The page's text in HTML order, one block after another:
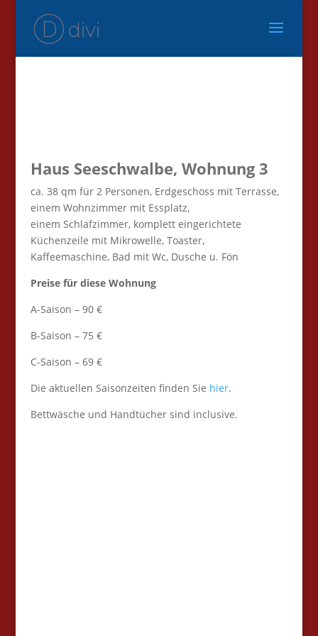
Haus Seeschwalbe, Wohnung 3
ca. 38 qm für 2 Personen, Erdgeschoss mit Terrasse,
einem Wohnzimmer mit Essplatz,
einem Schlafzimmer, komplett eingerichtete
Küchenzeile mit Mikrowelle, Toaster,
Kaffeemaschine, Bad mit Wc, Dusche u. Fön
Preise für diese Wohnung
A-Saison – 90 €
B-Saison – 75 €
C-Saison – 69 €
Die aktuellen Saisonzeiten finden Sie hier.
Bettwäsche und Handtücher sind inclusive.